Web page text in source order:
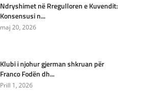
Ndryshimet në Rregulloren e Kuvendit:
Konsensusi n...
maj 20, 2026
Klubi i njohur gjerman shkruan për
Franco Fodën dh...
Prill 1, 2026